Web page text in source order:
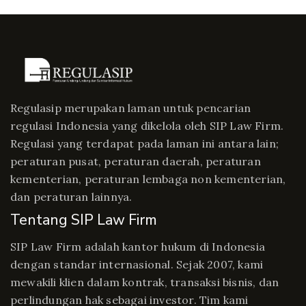
Regulasip merupakan laman untuk pencarian
regulasi Indonesia yang dikelola oleh SIP Law Firm.
Regulasi yang terdapat pada laman ini antara lain;
peraturan pusat, peraturan daerah, peraturan
kementerian, peraturan lembaga non kementerian,
dan peraturan lainnya.
Tentang SIP Law Firm
SIP Law Firm adalah kantor hukum di Indonesia
dengan standar internasional. Sejak 2007, kami
mewakili klien dalam kontrak, transaksi bisnis, dan
perlindungan hak sebagai investor. Tim kami